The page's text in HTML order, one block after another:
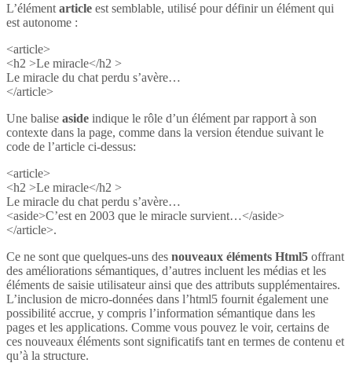
L’élément article est semblable, utilisé pour définir un élément qui
est autonome :
<article>
<h2 >Le miracle</h2 >
Le miracle du chat perdu s’avère…
</article>
Une balise aside indique le rôle d’un élément par rapport à son
contexte dans la page, comme dans la version étendue suivant le
code de l’article ci-dessus:
<article>
<h2 >Le miracle</h2 >
Le miracle du chat perdu s’avère…
<aside>C’est en 2003 que le miracle survient…</aside>
</article>.
Ce ne sont que quelques-uns des nouveaux éléments Html5 offrant
des améliorations sémantiques, d’autres incluent les médias et les
éléments de saisie utilisateur ainsi que des attributs supplémentaires.
L’inclusion de micro-données dans l’html5 fournit également une
possibilité accrue, y compris l’information sémantique dans les
pages et les applications. Comme vous pouvez le voir, certains de
ces nouveaux éléments sont significatifs tant en termes de contenu et
qu’à la structure.